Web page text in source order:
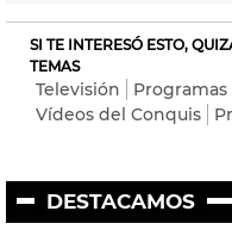
SI TE INTERESÓ ESTO,
TEMAS
Televisión Programas
Vídeos del Conquis
DESTACAMOS